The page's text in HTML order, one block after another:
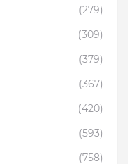
(279)
(309)
(379)
(367)
(420)
(593)
(758)